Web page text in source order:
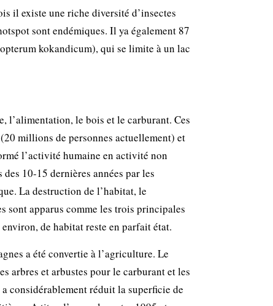
il existe une riche diversité d’insectes
sont endémiques. Il ya également 87
kokandicum), qui se limite à un lac
l’alimentation, le bois et le carburant. Ces
millions de personnes actuellement) et
l’activité humaine en activité non
10-15 dernières années par les
La destruction de l’habitat, le
sont apparus comme les trois principales
de habitat reste en parfait état.
a été convertie à l’agriculture. Le
arbres et arbustes pour le carburant et les
considérablement réduit la superficie de